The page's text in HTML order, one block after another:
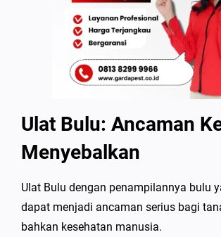
Ulat Bulu: Ancaman
Menyebalkan
Ulat Bulu dengan penampilannya bulu
dapat menjadi ancaman serius bagi
bahkan kesehatan manusia.